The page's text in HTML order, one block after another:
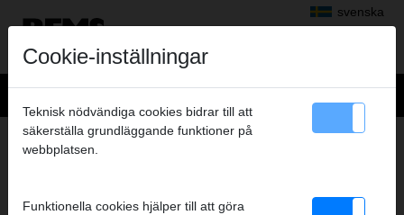
svenska
PRODUKTFILM
desinfektion, konservering, spolning, påfyllning
Cookie-inställningar
Teknisk nödvändiga cookies bidrar till att
säkerställa grundläggande funktioner på
webbplatsen.
Funktionella cookies hjälper till att göra